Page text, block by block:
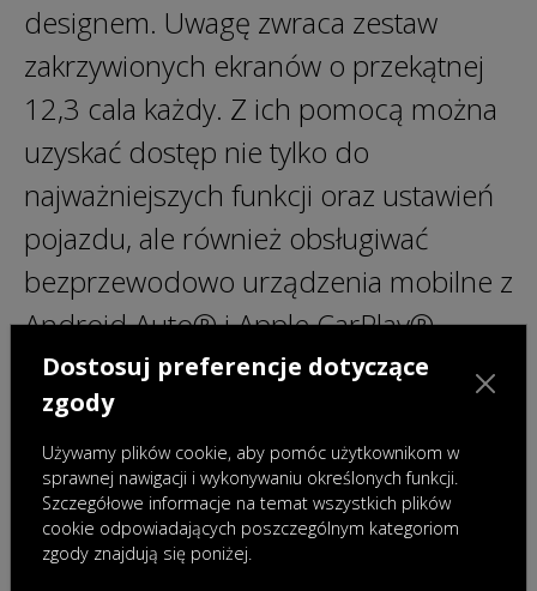
designem. Uwagę zwraca zestaw
zakrzywionych ekranów o przekątnej
12,3 cala każdy. Z ich pomocą można
uzyskać dostęp nie tylko do
najważniejszych funkcji oraz ustawień
pojazdu, ale również obsługiwać
bezprzewodowo urządzenia mobilne z
Android Auto® i Apple CarPlay®.
Nieocenionym wsparciem jest również
system obsługi głosowej Hello
OMODA, który pozwala zarówno
kierowcy, jak i pasażerom sterować
ustawieniami klimatyzacji, telefonu czy
Dostosuj preferencje dotyczące
zgody
Używamy plików cookie, aby pomóc użytkownikom w
sprawnej nawigacji i wykonywaniu określonych funkcji.
Szczegółowe informacje na temat wszystkich plików
cookie odpowiadających poszczególnym kategoriom
zgody znajdują się poniżej.